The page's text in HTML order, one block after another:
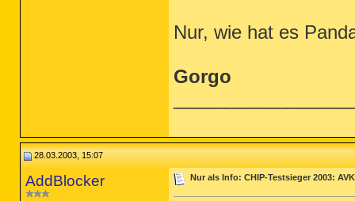
Nur, wie hat es
Gorgo
28.03.2003, 15:07
AddBlocker Nur als Info: CHIP-Testsieger 2003: